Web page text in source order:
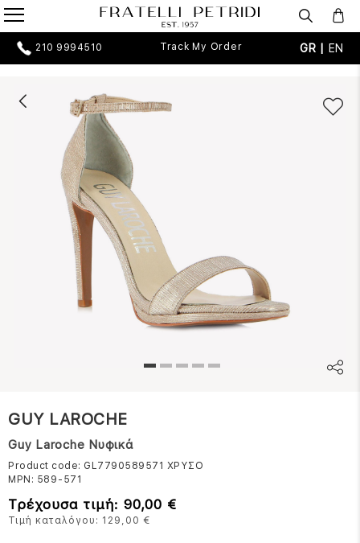
210 9994510 Track My Order GR | EN
GUY LAROCHE
Guy Laroche Νυφικά
Product code: GL7790589571 ΧΡΥΣΟ
MPN: 589-571
Τρέχουσα τιμή: 90,00 €
Τιμή καταλόγου: 129,00 €